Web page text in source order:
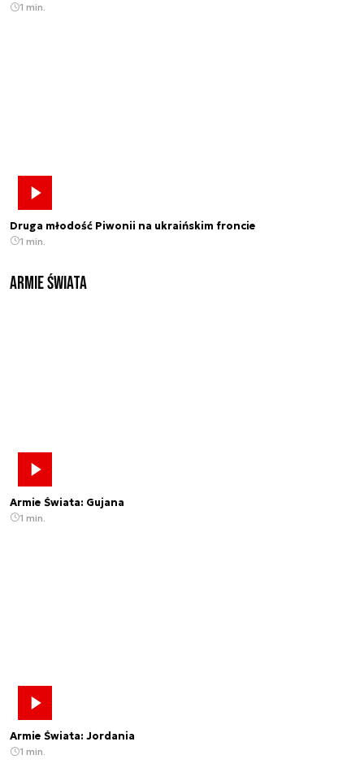
1 min.
Druga młodość Piwonii na ukraińskim froncie
1 min.
Armie świata
Armie Świata: Gujana
1 min.
Armie Świata: Jordania
1 min.